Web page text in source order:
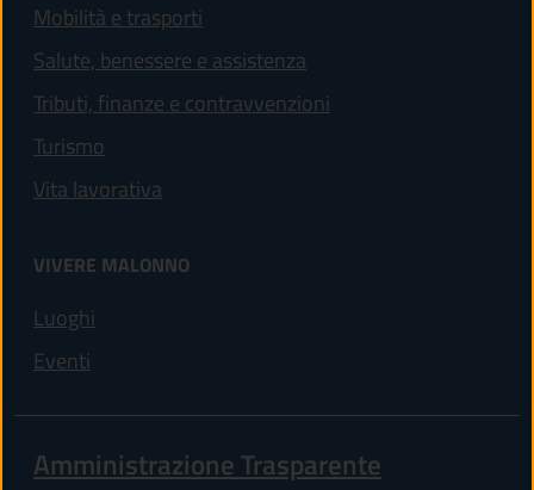
Mobilità e trasporti
Salute, benessere e assistenza
Tributi, finanze e contravvenzioni
Turismo
Vita lavorativa
VIVERE MALONNO
Luoghi
Eventi
Amministrazione Trasparente